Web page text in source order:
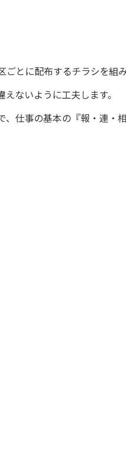
とに配布するチラシを組
ないように工夫します。
仕事の基本の『報・連・